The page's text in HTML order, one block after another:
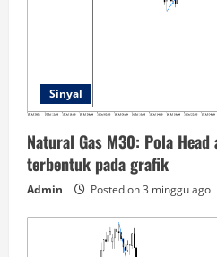
Sinyal
Natural Gas M30: Pola
terbentuk pada grafik
Admin Posted on 3 minggu ago